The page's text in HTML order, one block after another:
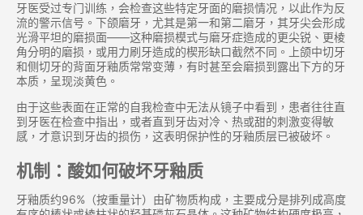
牙医受过专门训练，会检查这些特定牙面的磨损情况，以此作为反
流的警示信号。下颌磨牙，尤其是第一和第二磨牙，其牙尖会形成
光滑平坦的磨损面——这种磨损模式与磨牙症造成的更尖锐、更棱
角分明的磨损，或用力刷牙造成的楔形缺口截​​然不同。上颌中切牙
和侧切牙的背面牙釉质常常变薄，有时甚至会磨损到露出下方的牙
本质，呈现淡黄色。
由于这些表面在正常的自我检查中无法从镜子中看到，患者往往直
到牙医在检查中指出，或者直到牙齿对冷、热或甜的刺激变得敏
感，才意识到牙齿的损伤，这表明保护性的牙釉质层已被破坏。
机制：酸如何破坏牙釉质
牙釉质约96%（按重量计）由矿物质构成，主要成分是排列成高度